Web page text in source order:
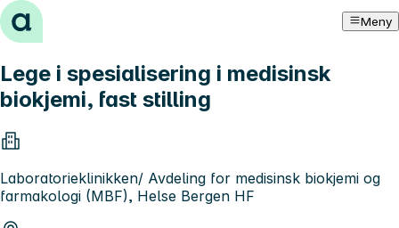
Hopp til innhold Meny
Lege i spesialisering i medisinsk
biokjemi, fast stilling
Laboratorieklinikken/ Avdeling for medisinsk biokjemi og
farmakologi (MBF), Helse Bergen HF